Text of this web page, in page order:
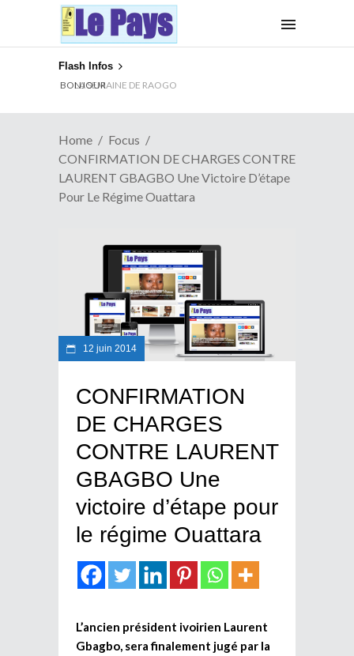
Flash Infos
BONJOUR
Home
Focus
CONFIRMATION DE CHARGES CONTRE
LAURENT GBAGBO Une Victoire D’étape
Pour Le Régime Ouattara
12 juin 2014
CONFIRMATION
DE CHARGES
CONTRE LAURENT
GBAGBO Une
victoire d’étape pour
le régime Ouattara
L’ancien président ivoirien Laurent
Gbagbo, sera finalement jugé par la